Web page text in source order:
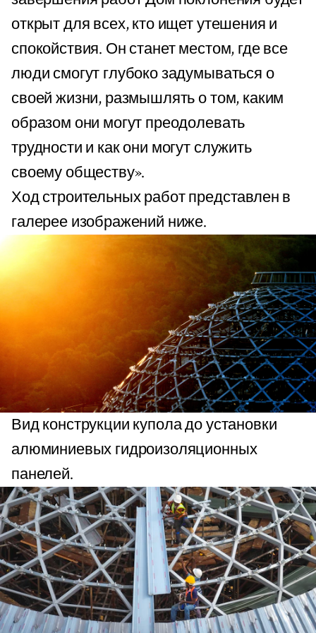
открыт для всех, кто ищет утешения и
спокойствия. Он станет местом, где все
люди смогут глубоко задумываться о
своей жизни, размышлять о том, каким
образом они могут преодолевать
трудности и как они могут служить
своему обществу».
Ход строительных работ представлен в
галерее изображений ниже.
Вид конструкции купола до установки
алюминиевых гидроизоляционных
панелей.